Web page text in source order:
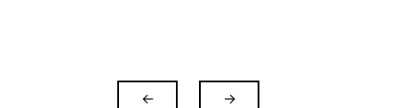
← →